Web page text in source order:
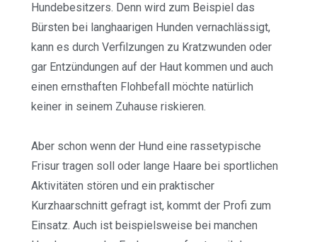
Hundebesitzers. Denn wird zum Beispiel das
Bürsten bei langhaarigen Hunden vernachlässigt,
kann es durch Verfilzungen zu Kratzwunden oder
gar Entzündungen auf der Haut kommen und auch
einen ernsthaften Flohbefall möchte natürlich
keiner in seinem Zuhause riskieren.
Aber schon wenn der Hund eine rassetypische
Frisur tragen soll oder lange Haare bei sportlichen
Aktivitäten stören und ein praktischer
Kurzhaarschnitt gefragt ist, kommt der Profi zum
Einsatz. Auch ist beispielsweise bei manchen